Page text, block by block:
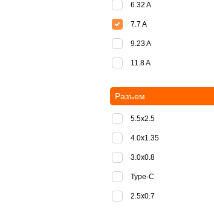
6.32 A
7.7 A
9.23 A
11.8 A
Разъем
5.5x2.5
4.0x1.35
3.0x0.8
Type-C
2.5x0.7